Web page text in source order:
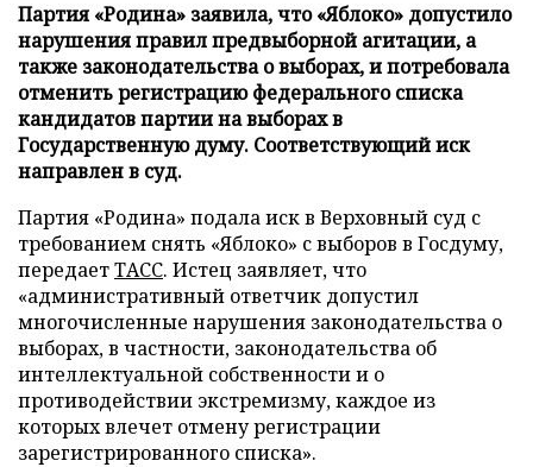
Партия «Родина» заявила, что «Яблоко» допустило
нарушения правил предвыборной агитации, а
также законодательства о выборах, и потребовала
отменить регистрацию федерального списка
кандидатов партии на выборах в
Государственную думу. Соответствующий иск
направлен в суд.
Партия «Родина» подала иск в Верховный суд с
требованием снять «Яблоко» с выборов в Госдуму,
передаетТАСС. Истец заявляет, что
«административный ответчик допустил
многочисленные нарушения законодательства о
выборах, в частности, законодательства об
интеллектуальной собственности и о
противодействии экстремизму, каждое из
которых влечет отмену регистрации
зарегистрированного списка».